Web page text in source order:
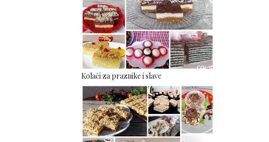
Kolači za praznike i slave